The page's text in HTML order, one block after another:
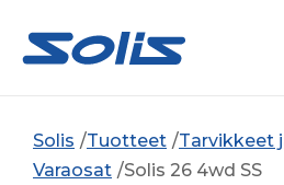
Solis Tuotteet
Tarvikkeet
Varaosat
Solis 26 4wd SS